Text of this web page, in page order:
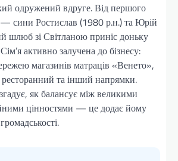
одружений вдруге. Від першого
сини Ростислав (1980 р.н.) та Юрій
шлюб зі Світланою приніс доньку
активно залучена до бізнесу:
магазинів матраців «Венето»,
та інший напрямки.
як балансує між великими
цінностями — це додає йому